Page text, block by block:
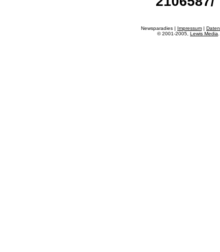
Newsparadies | Impressum |
© 2001-2005, Lewis Media